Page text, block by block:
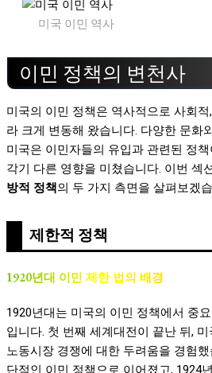
미국 이민 역사
이민 정책의 변천사
미국의 이민 정책은 역사적으로 사회
라 크게 변동해 왔습니다. 다양한 문화
미국은 이민자들의 유입과 관련된 정
각기 다른 영향을 미쳤습니다. 이번 섹
방적 정책의 두 가지 측면을 살펴보겠
제한적 정책
1920년대 이민 제한 법의 배경
1920년대는 미국의 이민 정책에서 중
입니다. 첫 번째 세계대전이 끝난 뒤,
노동시장 경쟁에 대한 두려움을 경험
단적인 이민 정책으로 이어졌고, 1924